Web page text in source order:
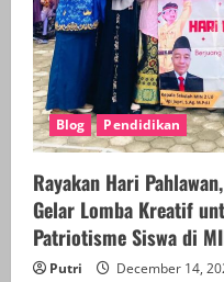
Blog Pendidikan
Rayakan Hari
Gelar Lomba Kreatif
Patriotisme Siswa di
Putri December 14,